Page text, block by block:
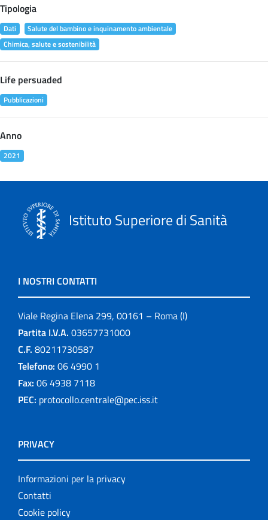
Tipologia
Dati
Salute del bambino e inquinamento ambientale
Chimica, salute e sostenibilità
Life persuaded
Pubblicazioni
Anno
2021
Istituto Superiore di Sanità
I NOSTRI CONTATTI
Viale Regina Elena 299, 00161 – Roma (I)
Partita I.V.A. 03657731000
C.F. 80211730587
Telefono: 06 4990 1
Fax: 06 4938 7118
PEC: protocollo.centrale@pec.iss.it
PRIVACY
Informazioni per la privacy
Contatti
Cookie policy